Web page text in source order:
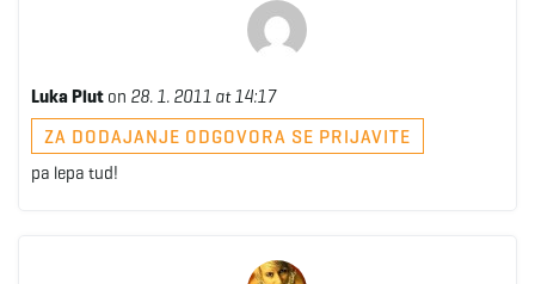
Luka Plut on 28. 1. 2011 at 14:17
ZA DODAJANJE ODGOVORA SE PRIJAVITE
pa lepa tud!